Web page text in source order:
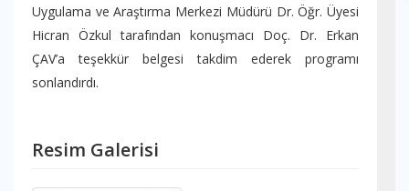
Uygulama ve Araştırma Merkezi Müdürü Dr. Öğr. Üyesi
Hicran Özkul tarafından konuşmacı Doç. Dr. Erkan
ÇAV’a teşekkür belgesi takdim ederek programı
sonlandırdı.
Resim Galerisi